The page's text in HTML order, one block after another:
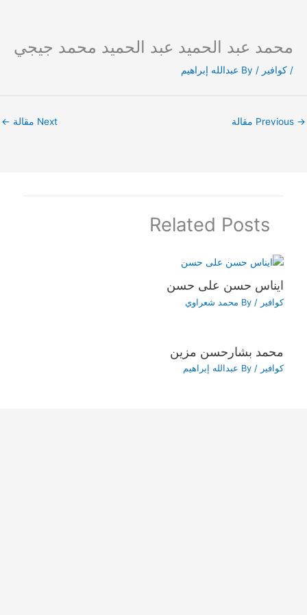
content
محمد عبد الحميد عبد الحميد محمد جيجي
/ كوافير / By عبدالله إبراهيم
→ Next مقالة ←
Related Posts
ايناس حسن على حسن
كوافير / By محمد شعراوي
محمد بشارحسن مزين
كوافير / By عبدالله إبراهيم